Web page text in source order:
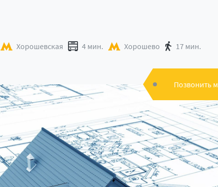
Хорошевская 4 мин. Хорошево 17 мин.
Позвонить